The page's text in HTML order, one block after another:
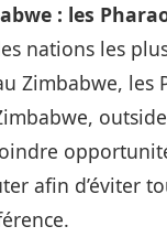
: les
nations les
Zimbabwe,
afin d’éviter